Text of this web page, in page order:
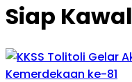
Siap Kawal